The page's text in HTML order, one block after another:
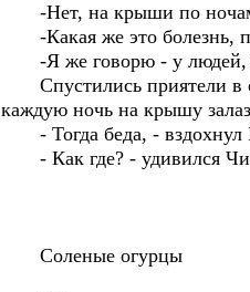
-Нет, на крыши по ночам
-Какая же это болезнь,
-Я же говорю - у людей,
Спустились приятели в
каждую ночь на крышу
- Тогда беда, - вздохнул
- Как где? - удивился
Соленые огурцы